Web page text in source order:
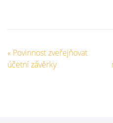
« Povinnost zveřejňovat
účetní závěrky